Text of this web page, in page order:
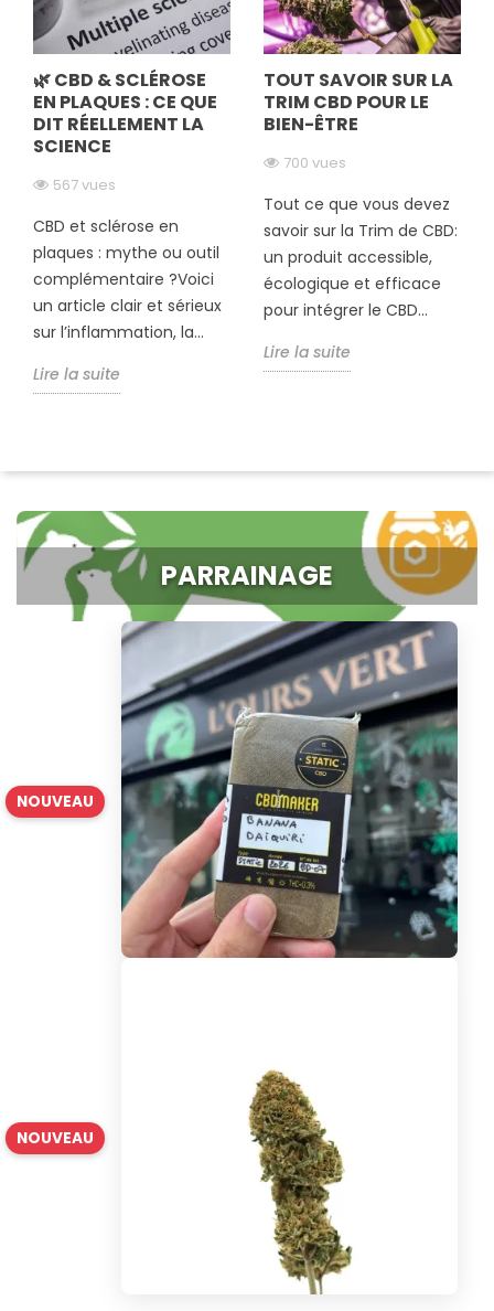
🌿 CBD & SCLÉROSE
EN PLAQUES : CE QUE
DIT RÉELLEMENT LA
SCIENCE
567 vues
CBD et sclérose en
plaques : mythe ou outil
complémentaire ?Voici
un article clair et sérieux
sur l’inflammation, la...
Lire la suite
TOUT SAVOIR SUR LA
TRIM CBD POUR LE
BIEN-ÊTRE
700 vues
Tout ce que vous devez
savoir sur la Trim de CBD:
un produit accessible,
écologique et efficace
pour intégrer le CBD...
Lire la suite
PARRAINAGE
NOUVEAU
NOUVEAU